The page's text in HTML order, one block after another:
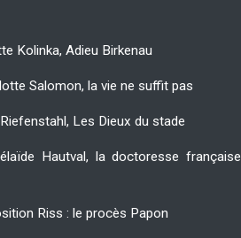
Kolinka, Adieu Birkenau
Salomon, la vie ne suffit pas
Les Dieux du stade
Hautval, la doctoresse française
Riss : le procès Papon